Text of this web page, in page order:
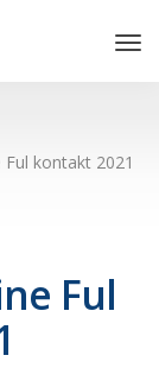
kontakt 2021
Ful